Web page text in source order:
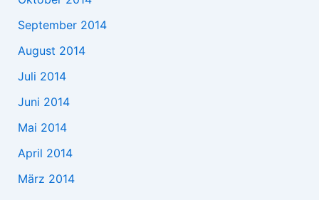
September 2014
August 2014
Juli 2014
Juni 2014
Mai 2014
April 2014
März 2014